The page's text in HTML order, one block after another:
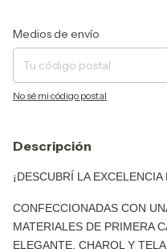
Entregas para el CP:
Medios de envío
No sé mi código postal
Descripción
¡DESCUBRÍ LA
CONFECCIONADAS CON
MATERIALES DE PRIMERA
ELEGANTE, CHAROL Y